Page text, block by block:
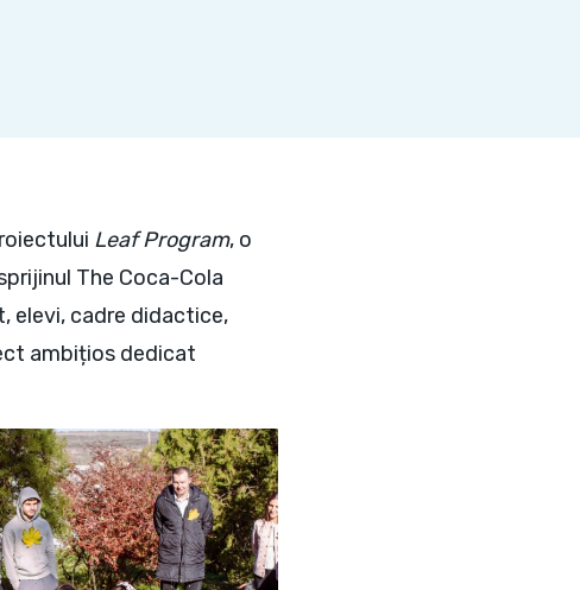
Leaf Program, o
The Coca-Cola
elevi, cadre didactice,
ambițios dedicat